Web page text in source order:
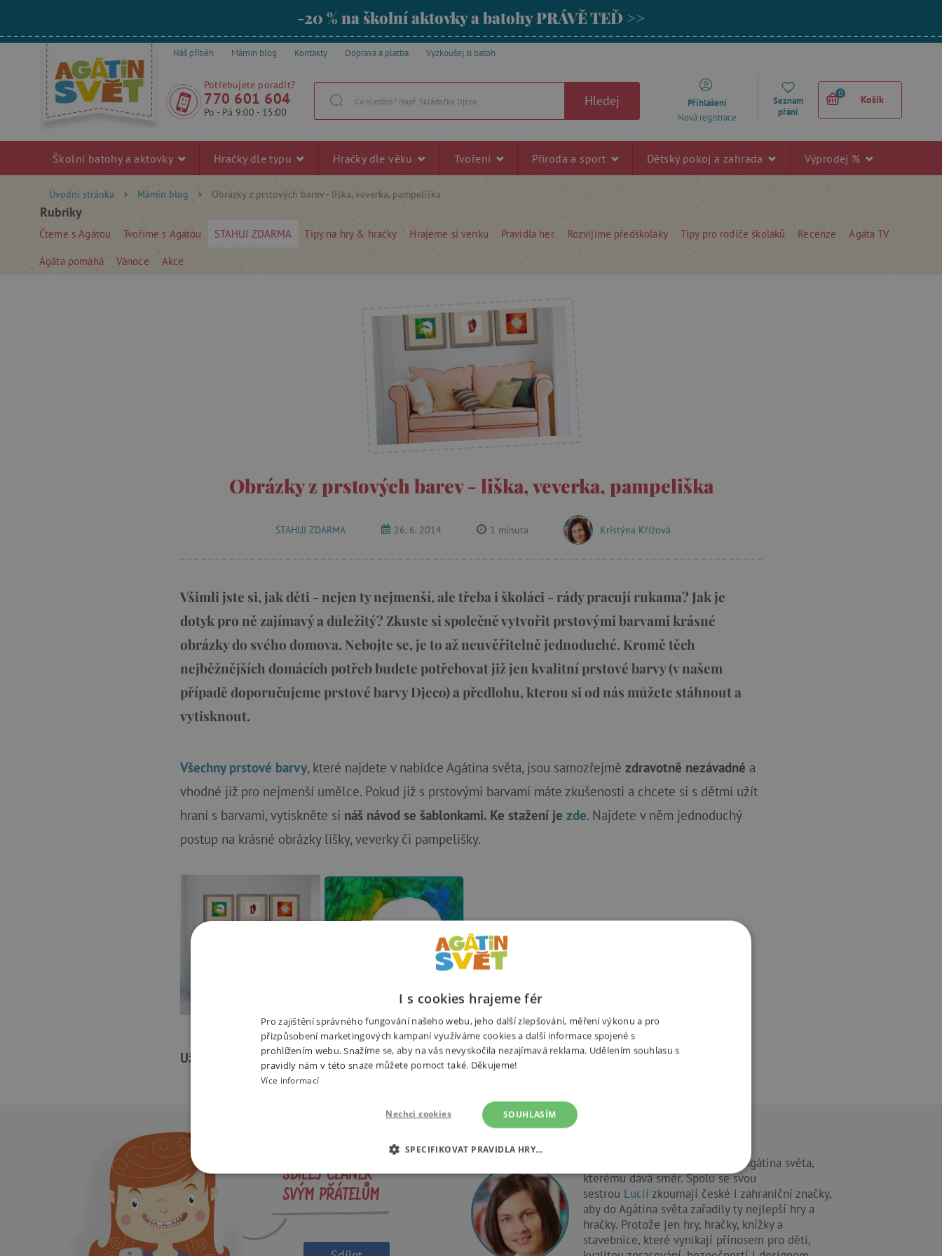
-20 % na školní aktovky a batohy PRÁVĚ TEĎ >>
Náš příběh Mámin blog Kontakty Doprava a platba Vyzkoušej si batoh
Potřebujete poradit?
770 601 604
Po - Pá 9:00 - 15:00
Hledej
Přihlášení
Nová registrace
Seznam
přání
0
Košík
Školní batohy a aktovky Hračky dle typu Hračky dle věku Tvoření Příroda a sport Dětský pokoj a zahrada Výprodej %
Úvodní stránka Mámin blog Obrázky z prstových barev - liška, veverka, pampeliška
Rubriky
Čteme s Agátou Tvoříme s Agátou STAHUJ ZDARMA Tipy na hry & hračky Hrajeme si venku Pravidla her Rozvíjíme předškoláky Tipy pro rodiče školáků Recenze Agáta TV
Agáta pomáhá Vánoce Akce
Obrázky z prstových barev - liška, veverka, pampeliška
STAHUJ ZDARMA 26. 6. 2014 1 minuta Kristýna Křížová
Všimli jste si, jak děti - nejen ty nejmenší, ale třeba i školáci - rády pracují rukama? Jak je
dotyk pro ně zajímavý a důležitý? Zkuste si společně vytvořit prstovými barvami krásné
obrázky do svého domova. Nebojte se, je to až neuvěřitelně jednoduché. Kromě těch
nejběžnějších domácích potřeb budete potřebovat již jen kvalitní prstové barvy (v našem
případě doporučujeme prstové barvy Djeco) a předlohu, kterou si od nás můžete stáhnout a
vytisknout.
Všechny prstové barvy, které najdete v nabídce Agátina světa, jsou samozřejmě zdravotně nezávadné a
vhodné již pro nejmenší umělce. Pokud již s prstovými barvami máte zkušenosti a chcete si s dětmi užít
hraní s barvami, vytiskněte si náš návod se šablonkami. Ke stažení je zde. Najdete v něm jednoduchý
postup na krásné obrázky lišky, veverky či pampelišky.
Užijte si s dětmi rej barev a fantazie!
SDÍLEJ ČLÁNEK
SVÝM PŘÁTELŮM
Kristýna je zakladatelka a duše Agátina světa,
kterému dává směr. Spolu se svou
sestrou Lucií zkoumají české i zahraniční značky,
aby do Agátina světa zařadily ty nejlepší hry a
hračky. Protože jen hry, hračky, knížky a
stavebnice, které vynikají přínosem pro děti,
I s cookies hrajeme fér
Pro zajištění správného fungování našeho webu, jeho další zlepšování, měření výkonu a pro
přizpůsobení marketingových kampaní využíváme cookies a další informace spojené s
prohlížením webu. Snažíme se, aby na vás nevyskočila nezajímavá reklama. Udělením souhlasu s
pravidly nám v této snaze můžete pomoct také. Děkujeme!
Více informací
SOUHLASÍM
Nechci cookies
SPECIFIKOVAT PRAVIDLA HRY…
NEZBYTNĚ NUTNÉ COOKIES ANALYTICKÉ COOKIES MARKETINGOVÉ COOKIES
FUNKČNÍ SOUBORY